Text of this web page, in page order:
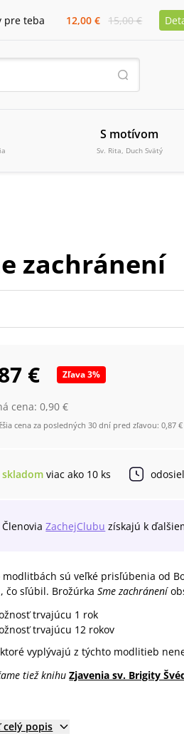
pre teba 12,00 € 15,00 €
S motívom
Sv. Rita, Duch Svätý
zachránení
€ Zľava3%
cena:0,90 €
cena za posledných 30 dní pred zľavou: 0,87 €
skladom viac ako 10 ks
Členovia ZachejClubu získajú k
modlitbách sú veľké prisľúbenia od
čo sľúbil. BrožúrkaSme zachránení
trvajúcu 1 rok
trvajúcu 12 rokov
vyplývajú z týchto modlitieb
tiež knihuZjavenia sv. Brigity
celý popis